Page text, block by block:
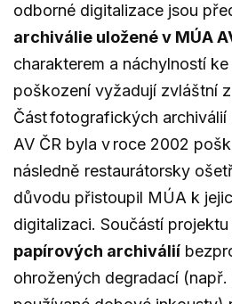
odborné digitalizace jsou
archiválie uložené v MÚA
charakterem a náchylností
poškození vyžadují zvláštní
Část fotografických
AV ČR byla v roce 2002
následně restaurátorsky
důvodu přistoupil MÚA k
digitalizaci. Součástí
papírových archiválií
ohrožených degradací (např.